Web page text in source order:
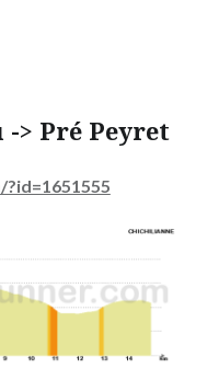
> Pré Peyret